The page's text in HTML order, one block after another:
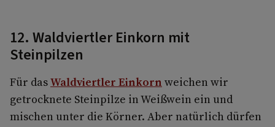
12. Waldviertler Einkorn mit
Steinpilzen
Für dasWaldviertler Einkorn weichen wir
getrocknete Steinpilze in Weißwein ein und
mischen unter die Körner. Aber natürlich dürfen